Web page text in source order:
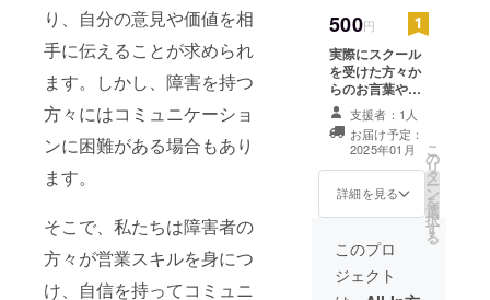
り、自分の意見や価値を相
手に伝えることが求められ
ます。しかし、障害を持つ
方々にはコミュニケーショ
ンに困難がある場合もあり
ます。
そこで、私たちは障害者の
方々が営業スキルを身につ
け、自信を持ってコミュニ
500円
実際にスクール
を受けた方々か
らのお言葉や
メッセージのお
手紙支援者：1人
お届け予定：
2025年01月
詳細を見る
こ
の
リ
タ
ー
ン
を
選
択
す
る
このプロ
ジェクト